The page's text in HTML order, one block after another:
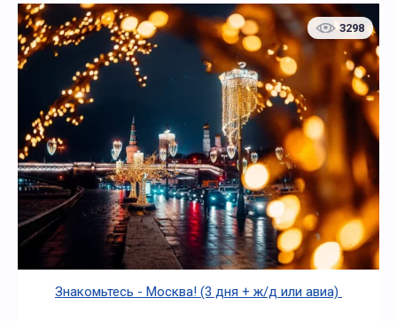
3298
Знакомьтесь - Москва! (3 дня + ж/д или авиа)